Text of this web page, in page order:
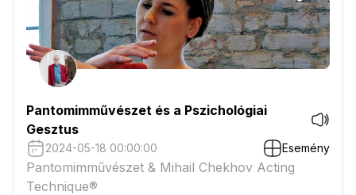
Pantomimművészet és a Pszichológiai
Gesztus
2024-05-18 00:00:00 Esemény
Pantomimművészet & Mihail Chekhov Acting
Technique®